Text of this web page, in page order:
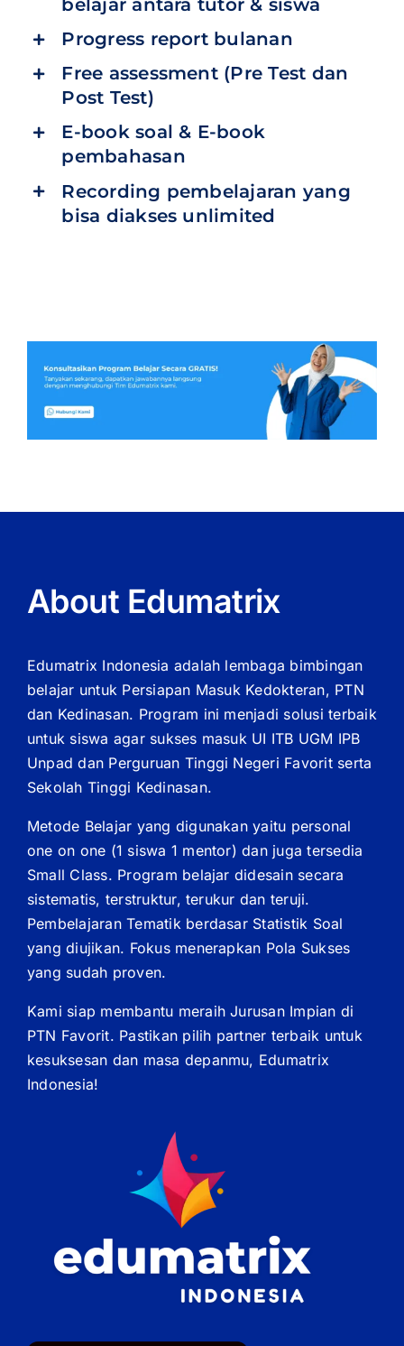
Progress report bulanan
Free assessment (Pre Test dan
Post Test)
E-book soal & E-book
pembahasan
Recording pembelajaran yang
bisa diakses unlimited
About Edumatrix
Edumatrix Indonesia adalah lembaga bimbingan
belajar untuk Persiapan Masuk Kedokteran, PTN
dan Kedinasan. Program ini menjadi solusi terbaik
untuk siswa agar sukses masuk UI ITB UGM IPB
Unpad dan Perguruan Tinggi Negeri Favorit serta
Sekolah Tinggi Kedinasan.
Metode Belajar yang digunakan yaitu personal
one on one (1 siswa 1 mentor) dan juga tersedia
Small Class. Program belajar didesain secara
sistematis, terstruktur, terukur dan teruji.
Pembelajaran Tematik berdasar Statistik Soal
yang diujikan. Fokus menerapkan Pola Sukses
yang sudah proven.
Kami siap membantu meraih Jurusan Impian di
PTN Favorit. Pastikan pilih partner terbaik untuk
kesuksesan dan masa depanmu, Edumatrix
Indonesia!